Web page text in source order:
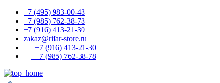
+7 (495) 983-00-48
+7 (985) 762-38-78
+7 (916) 413-21-30
zakaz@rifar-store.ru
+7 (916) 413-21-30
+7 (985) 762-38-78